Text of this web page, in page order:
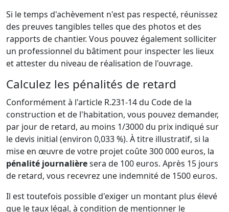
Si le temps d'achèvement n'est pas respecté, réunissez
des preuves tangibles telles que des photos et des
rapports de chantier. Vous pouvez également solliciter
un professionnel du bâtiment pour inspecter les lieux
et attester du niveau de réalisation de l'ouvrage.
Calculez les pénalités de retard
Conformément à l'article R.231-14 du Code de la
construction et de l'habitation, vous pouvez demander,
par jour de retard, au moins 1/3000 du prix indiqué sur
le devis initial (environ 0,033 %). À titre illustratif, si la
mise en œuvre de votre projet coûte 300 000 euros, la
pénalité journalièresera de 100 euros. Après 15 jours
de retard, vous recevrez une indemnité de 1500 euros.
Il est toutefois possible d'exiger un montant plus élevé
que le taux légal, à condition de mentionner le